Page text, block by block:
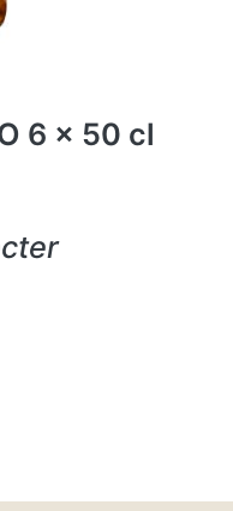
6 x 50 cl